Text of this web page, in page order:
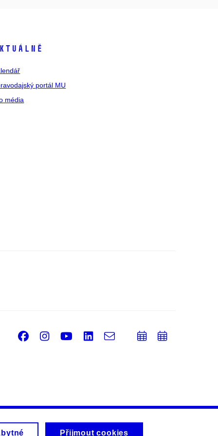
portál MU
média
Facebook
Instagram
Youtube
LinkedIn
e-
Email
PřidatPřidat
Přijmout cookies